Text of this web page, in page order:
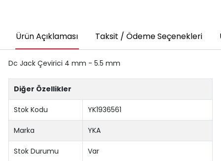
Ürün Açıklaması Taksit / Ödeme Seçenekleri
Dc Jack Çevirici 4 mm - 5.5 mm
Diğer Özellikler
Stok Kodu YK1936561
Marka YKA
Stok Durumu Var